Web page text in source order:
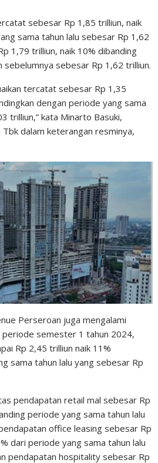
sebesar Rp 1,85 trilliun, naik
sama tahun lalu sebesar Rp 1,62
1,79 trilliun, naik 10% dibanding
sebelumnya sebesar Rp 1,62 trilliun.
tercatat sebesar Rp 1,35
dengan periode yang sama
trilliun,” kata Minarto Basuki,
dalam keterangan resminya,
Perseroan juga mengalami
periode semester 1 tahun 2024,
Rp 2,45 trilliun naik 11%
sama tahun lalu yang sebesar Rp
pendapatan retail mal sebesar Rp
periode yang sama tahun lalu
office leasing sebesar Rp
dari periode yang sama tahun lalu
pendapatan hospitality sebesar Rp